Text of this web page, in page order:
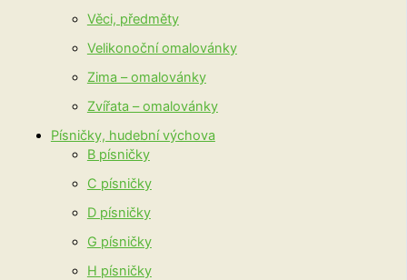
Věci, předměty
Velikonoční omalovánky
Zima – omalovánky
Zvířata – omalovánky
Písničky, hudební výchova
B písničky
C písničky
D písničky
G písničky
H písničky